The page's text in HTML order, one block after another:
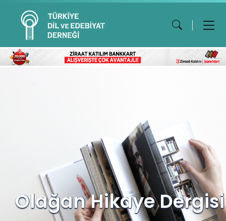
Olağan Hikaye Dergisi